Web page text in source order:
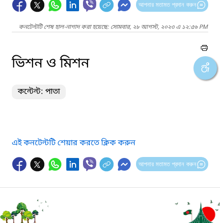
আপনার মতামত প্রদান করুন
কনটেন্টটি শেষ হাল-নাগাদ করা হয়েছে: সোমবার, ২৮ আগস্ট, ২০২৩ এ ১২:৫৬ PM
ভিশন ও মিশন
কন্টেন্ট: পাতা
এই কনটেন্টটি শেয়ার করতে ক্লিক করুন
আপনার মতামত প্রদান করুন